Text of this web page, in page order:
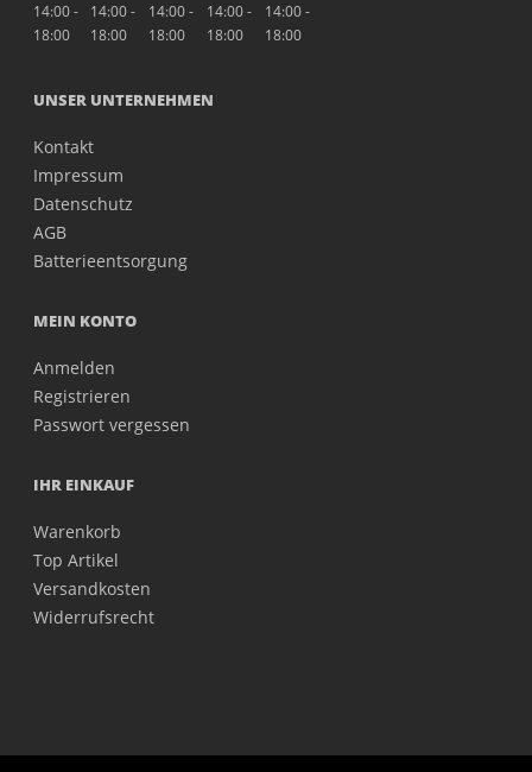
14:00 -
18:00
14:00 -
18:00
14:00 -
18:00
14:00 -
18:00
14:00 -
18:00
UNSER UNTERNEHMEN
Kontakt
Impressum
Datenschutz
AGB
Batterieentsorgung
MEIN KONTO
Anmelden
Registrieren
Passwort vergessen
IHR EINKAUF
Warenkorb
Top Artikel
Versandkosten
Widerrufsrecht